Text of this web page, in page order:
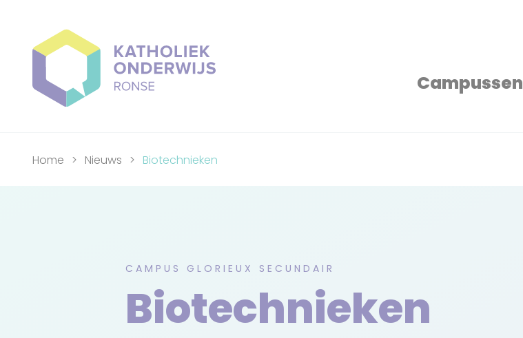
Campussen
Home Nieuws Biotechnieken
CAMPUS GLORIEUX SECUNDAIR
Biotechnieken